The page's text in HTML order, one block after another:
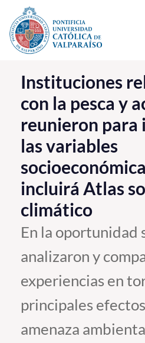
Click acá para ir directamente al
La Universidad
Investigación, Creación e
PUCV Internacional
Vinculación con el Medio
Admisión
Pregrado
Postgrado
Formación Continua
Estudiantes
Instituciones
con la pesca y
reunieron
las variables
incluirá Atlas
climático
En la oportunidad
analizaron y
experiencias en
principales
amenaza